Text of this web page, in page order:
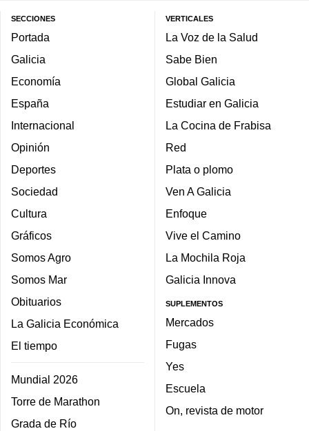
SECCIONES
Portada
Galicia
Economía
España
Internacional
Opinión
Deportes
Sociedad
Cultura
Gráficos
Somos Agro
Somos Mar
Obituarios
La Galicia Económica
El tiempo
Mundial 2026
Torre de Marathon
Grada de Río
VERTICALES
La Voz de la Salud
Sabe Bien
Global Galicia
Estudiar en Galicia
La Cocina de Frabisa
Red
Plata o plomo
Ven A Galicia
Enfoque
Vive el Camino
La Mochila Roja
Galicia Innova
SUPLEMENTOS
Mercados
Fugas
Yes
Escuela
On, revista de motor